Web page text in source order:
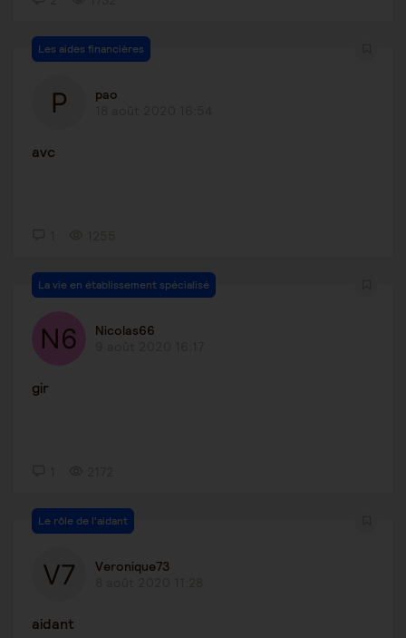
Les aides financières
pao
avc
La vie en établissement spécialisé
Nicolas66
gir
Le rôle de l'aidant
Veronique73
aidant